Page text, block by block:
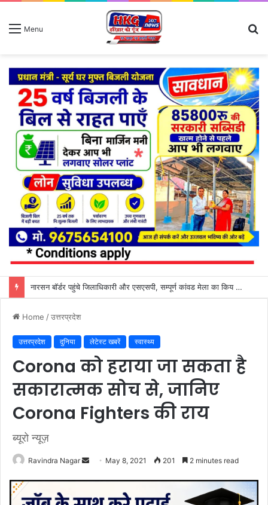
Menu
SIR के नोटिसों पर कांग्रेस ने जताई आपत्ति, मतदाताओं को किया जा रहा परेशान: राष्ट्रीय प्रवक्ता आलोक शर्मा
Home /उत्तरप्रदेश
उत्तरप्रदेश दुनिया लेटेस्ट खबरें स्वास्थ्य
Corona को हराया जा सकता है
सकारात्मक सोच से, जानिए
Corona Fighters की राय
ब्यूरो न्यूज़
Ravindra Nagar
Send May 8, 2021 201 2 minutes read